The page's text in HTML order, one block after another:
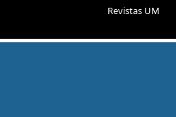
Revistas UM